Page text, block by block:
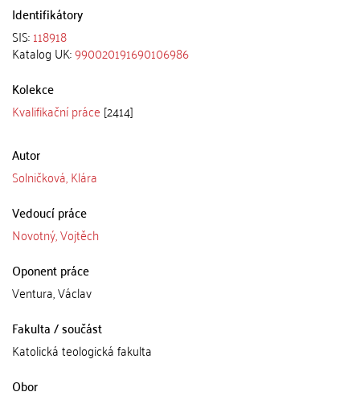
Identifikátory
SIS:118918
Katalog UK:990020191690106986
Kolekce
Kvalifikační práce [2414]
Autor
Solničková, Klára
Vedoucí práce
Novotný, Vojtěch
Oponent práce
Ventura, Václav
Fakulta / součást
Katolická teologická fakulta
Obor